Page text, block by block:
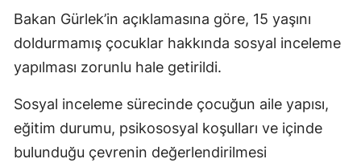
Bakan Gürlek’in açıklamasına göre, 15 yaşını
doldurmamış çocuklar hakkında sosyal inceleme
yapılması zorunlu hale getirildi.
Sosyal inceleme sürecinde çocuğun aile yapısı,
eğitim durumu, psikososyal koşulları ve içinde
bulunduğu çevrenin değerlendirilmesi